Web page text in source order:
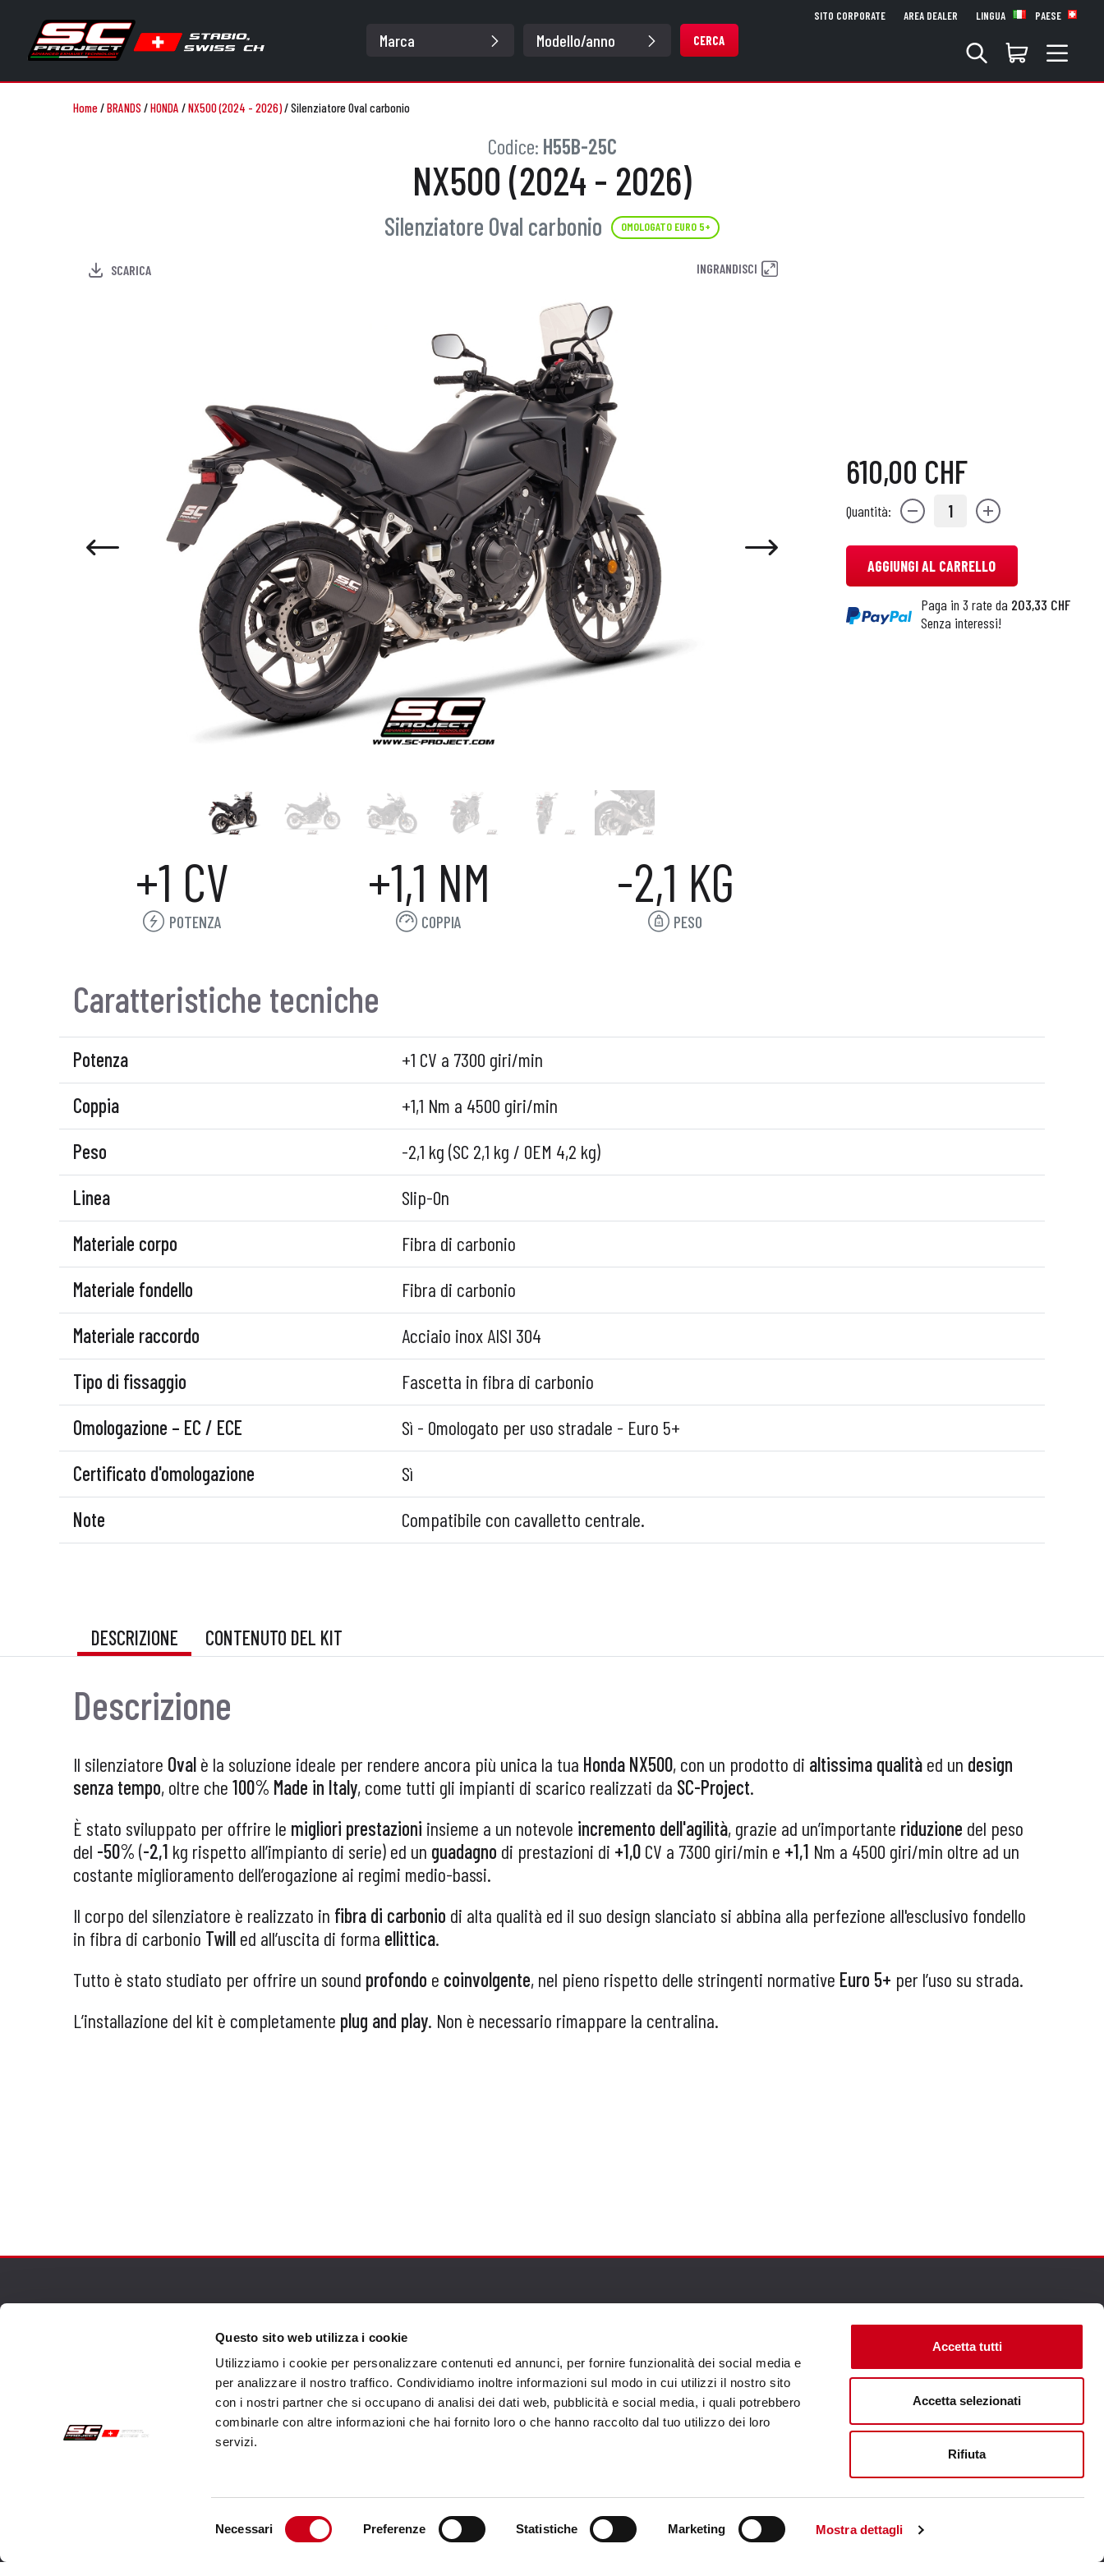
Questo sito web utilizza i cookie
Utilizziamo i cookie per personalizzare contenuti ed annunci, per fornire funzionalità dei social media e
per analizzare il nostro traffico. Condividiamo inoltre informazioni sul modo in cui utilizzi il nostro sito
con i nostri partner che si occupano di analisi dei dati web, pubblicità e social media, i quali potrebbero
combinarle con altre informazioni che hai fornito loro o che hanno raccolto dal tuo utilizzo dei loro
servizi.
Necessari Preferenze Statistiche Marketing Mostra dettagli
Accetta tutti
Accetta selezionati
Rifiuta
CERCA
SITO CORPORATE AREA DEALER LINGUA PAESE
Home/BRANDS /HONDA /NX500 (2024 - 2026)/Silenziatore Oval carbonio
Codice: H55B-25C
NX500 (2024 - 2026)
Silenziatore Oval carbonio OMOLOGATO EURO 5+
SCARICA INGRANDISCI
610,00 CHF
Quantità: 1
AGGIUNGI AL CARRELLO
Paga in 3 rate da 203,33 CHF
Senza interessi!
+1 CV
POTENZA
+1,1 NM
COPPIA
-2,1 KG
PESO
Caratteristiche tecniche
Potenza
+1 CV a 7300 giri/min
Coppia
+1,1 Nm a 4500 giri/min
Peso
-2,1 kg (SC 2,1 kg / OEM 4,2 kg)
Linea
Slip-On
Materiale corpo
Fibra di carbonio
Materiale fondello
Fibra di carbonio
Materiale raccordo
Acciaio inox AISI 304
Tipo di fissaggio
Fascetta in fibra di carbonio
Omologazione – EC / ECE
Sì - Omologato per uso stradale - Euro 5+
Certificato d'omologazione
Sì
Note
Compatibile con cavalletto centrale.
DESCRIZIONE CONTENUTO DEL KIT
Descrizione
Il silenziatore Ovalè la soluzione ideale per rendere ancora più unica la tua Honda NX500, con un prodotto di altissima qualità ed un design
senza tempo, oltre che 100% Made in Italy, come tutti gli impianti di scarico realizzati da SC-Project.
È stato sviluppato per offrire le migliori prestazioni insieme a un notevole incremento dell'agilità, grazie ad un’importante riduzione del peso
del -50% (-2,1 kg rispetto all’impianto di serie) ed un guadagno di prestazioni di +1,0 CV a 7300 giri/min e +1,1 Nm a 4500 giri/min oltre ad un
costante miglioramento dell’erogazione ai regimi medio-bassi.
Il corpo del silenziatore è realizzato in fibra di carbonio di alta qualità ed il suo design slanciato si abbina alla perfezione all'esclusivo fondello
in fibra di carbonio Twill ed all’uscita di forma ellittica.
Tutto è stato studiato per offrire un sound profondo e coinvolgente, nel pieno rispetto delle stringenti normative Euro 5+ per l’uso su strada.
L’installazione del kit è completamente plug and play. Non è necessario rimappare la centralina.
Garanzia
Customer care
Spedizioni
Servizio clienti
Contatti
Visita il sito corporate